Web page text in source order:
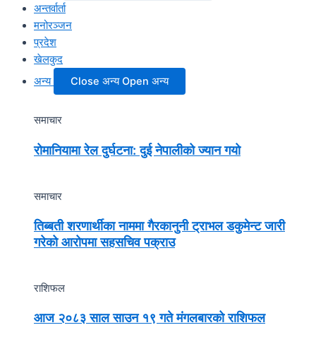
अन्तर्वार्ता
मनोरञ्जन
प्रदेश
खेलकुद
अन्य
Close अन्य Open अन्य
समाचार
रोमानियामा रेल दुर्घटना: दुई नेपालीको ज्यान गयो
समाचार
तिब्बती शरणार्थीका नाममा गैरकानुनी ट्राभल डकुमेन्ट जारी
गरेको आरोपमा सहसचिव पक्राउ
राशिफल
आज २०८३ साल साउन १९ गते मंगलबारको राशिफल